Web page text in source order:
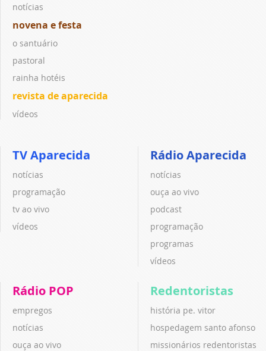
notícias
novena e festa
o santuário
pastoral
rainha hotéis
revista de aparecida
vídeos
TV Aparecida
notícias
programação
tv ao vivo
vídeos
Rádio Aparecida
notícias
ouça ao vivo
podcast
programação
programas
vídeos
Rádio POP
empregos
notícias
ouça ao vivo
Redentoristas
história pe. vitor
hospedagem santo afonso
missionários redentoristas